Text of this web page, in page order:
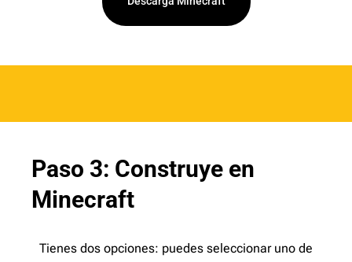
Paso 3: Construye en
Minecraft
Tienes dos opciones: puedes seleccionar uno de